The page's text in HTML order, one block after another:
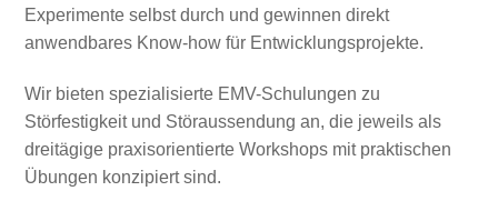
Experimente selbst durch und gewinnen direkt
anwendbares Know-how für Entwicklungsprojekte.
Wir bieten spezialisierte EMV-Schulungen zu
Störfestigkeit und Störaussendung an, die jeweils als
dreitägige praxisorientierte Workshops mit praktischen
Übungen konzipiert sind.